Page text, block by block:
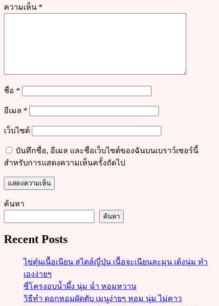
ความเห็น *
ชื่อ *
อีเมล *
เว็บไซต์
บันทึกชื่อ, อีเมล และชื่อเว็บไซต์ของฉันบนเบราว์เซอร์นี้
สำหรับการแสดงความเห็นครั้งถัดไป
ค้นหา
ค้นหา
Recent Posts
ไข่ตุ๋นเนื้อเนียน สไตล์ญี่ปุ่น เนื้อจะเนียนละมุน เด้งนุ่ม ทำ
เองง่ายๆ
ซี่โครงอบน้ำผึ้ง นุ่ม ฉ่ำ หอมหวาน
วิธีทำ ดอกหอมผัดตับ เมนูง่ายๆ หอม นุ่ม ไม่คาว